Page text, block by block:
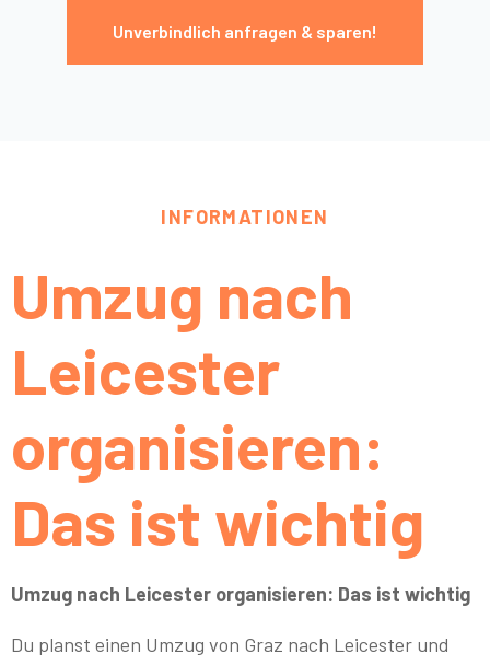
Unverbindlich anfragen & sparen!
INFORMATIONEN
Umzug nach
Leicester
organisieren:
Das ist wichtig
Umzug nach Leicester organisieren: Das ist wichtig
Du planst einen Umzug von Graz nach Leicester und